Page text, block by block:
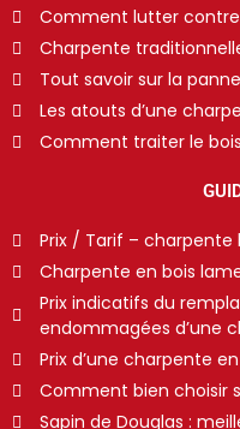
Comment lutter
Charpente
Tout savoir sur la
Les atouts d’une
Comment traiter le
Prix / Tarif – charpente
Charpente en bois
Prix indicatifs du
endommagées d’une
Prix d’une charpente
Comment bien choisir
Sapin de Douglas :